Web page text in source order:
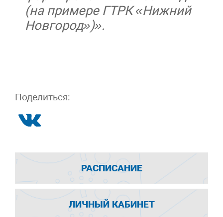
(на примере ГТРК «Нижний
Новгород»)».
Поделиться:
РАСПИСАНИЕ
ЛИЧНЫЙ КАБИНЕТ